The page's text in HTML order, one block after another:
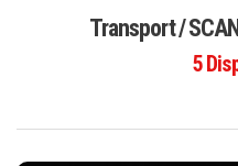
Transport /
5